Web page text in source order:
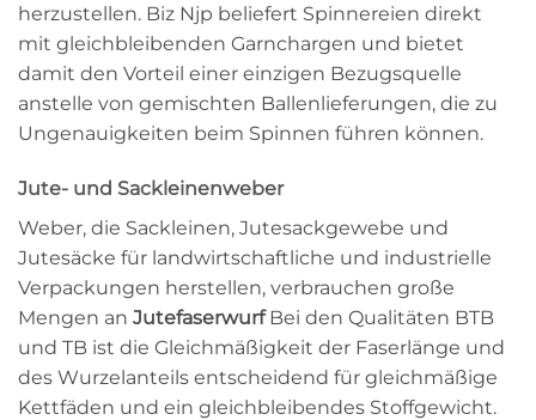
herzustellen. Biz Njp beliefert Spinnereien direkt
mit gleichbleibenden Garnchargen und bietet
damit den Vorteil einer einzigen Bezugsquelle
anstelle von gemischten Ballenlieferungen, die zu
Ungenauigkeiten beim Spinnen führen können.
Jute- und Sackleinenweber
Weber, die Sackleinen, Jutesackgewebe und
Jutesäcke für landwirtschaftliche und industrielle
Verpackungen herstellen, verbrauchen große
Mengen an JutefaserwurfBei den Qualitäten BTB
und TB ist die Gleichmäßigkeit der Faserlänge und
des Wurzelanteils entscheidend für gleichmäßige
Kettfäden und ein gleichbleibendes Stoffgewicht.